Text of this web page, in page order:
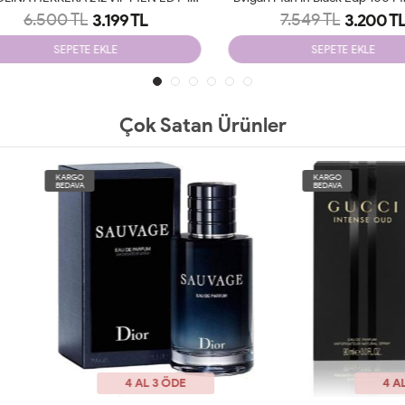
6.500 TL 3.199 TL
SEPETE EKLE
7.549 TL 3.200 TL
SEPETE EKLE
Çok Satan Ürünler
BEDAVA